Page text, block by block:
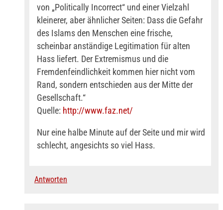
von „Politically Incorrect“ und einer Vielzahl
kleinerer, aber ähnlicher Seiten: Dass die Gefahr
des Islams den Menschen eine frische,
scheinbar anständige Legitimation für alten
Hass liefert. Der Extremismus und die
Fremdenfeindlichkeit kommen hier nicht vom
Rand, sondern entschieden aus der Mitte der
Gesellschaft.“
Quelle: http://www.faz.net/
Nur eine halbe Minute auf der Seite und mir wird
schlecht, angesichts so viel Hass.
Antworten